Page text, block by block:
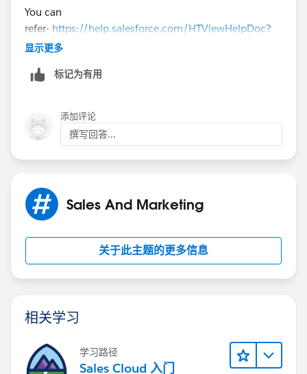
You can
refer- https://help.salesforce.com/HTViewHelpDoc?
id=sites_setup_overview.htm&language=en_US
Hope it helps.
显示更多
标记为有用
添加评论
撰写回答...
Sales And Marketing
关于此主题的更多信息
相关学习
学习路径
Sales Cloud 入门